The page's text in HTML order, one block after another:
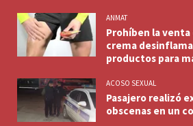
ANMAT
Prohíben la
crema
productos para
ACOSO SEXUAL
Pasajero realizó
obscenas en un